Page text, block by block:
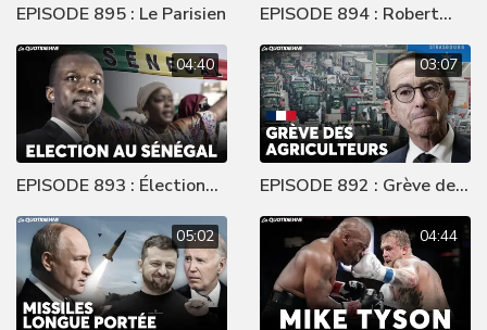
EPISODE 895 : Le Parisien
EPISODE 894 : Robert
Kennedy Jr.
04:40
EPISODE 893 : Élection
au Sénégal
03:07
EPISODE 892 : Grève des
agriculteurs
05:02 04:44